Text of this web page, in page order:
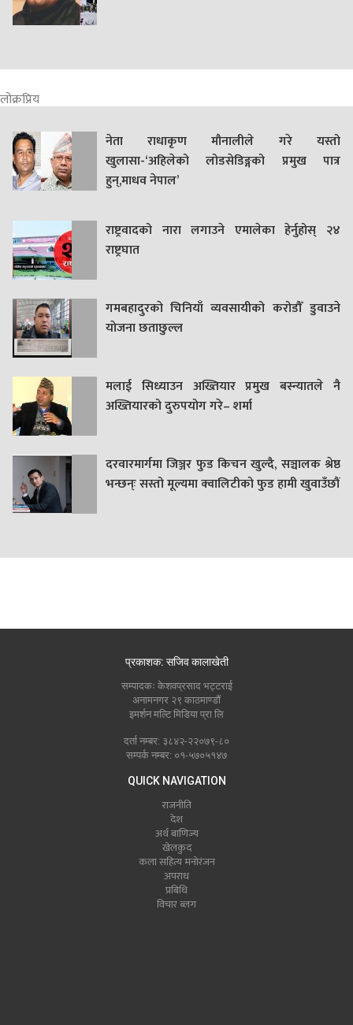
लोक्रप्रिय
नेता राधाकृण मौनालीले गरे यस्तो
खुलासा-‘अहिलेको लोडसेडिङ्गको प्रमुख पात्र
हुन्,माधव नेपाल’
राष्ट्रवादको नारा लगाउने एमालेका हेर्नुहोस् २४
राष्ट्रघात
गमबहादुरकाे चिनियाँ व्यवसायीको करोडौँ डुवाउने
याेजना छताछुल्ल
मलाई सिध्याउन अख्तियार प्रमुख बस्न्यातले नै
अख्तियारको दुरुपयोग गरे– शर्मा
दरवारमार्गमा जिञ्जर फुड किचन खुल्दै, सञ्चालक श्रेष्ठ
भन्छन्ः सस्तो मूल्यमा क्वालिटीको फुड हामी खुवाउँछौं
प्रकाशक: सजिव कालाखेती
सम्पादकः केशवप्रसाद भट्टराई
अनामनगर २९ काठमाण्डौं
इमर्शन मल्टि मिडिया प्रा लि
दर्ता नम्बर: ३८४२-२२०७९-८०
सम्पर्क नम्बर: ०१-५७०५१४७
QUICK NAVIGATION
राजनीति
देश
अर्थ बाणिज्य
खेलकुद
कला सहित्य मनोरंजन
अपराध
प्रबिधि
विचार ब्लग